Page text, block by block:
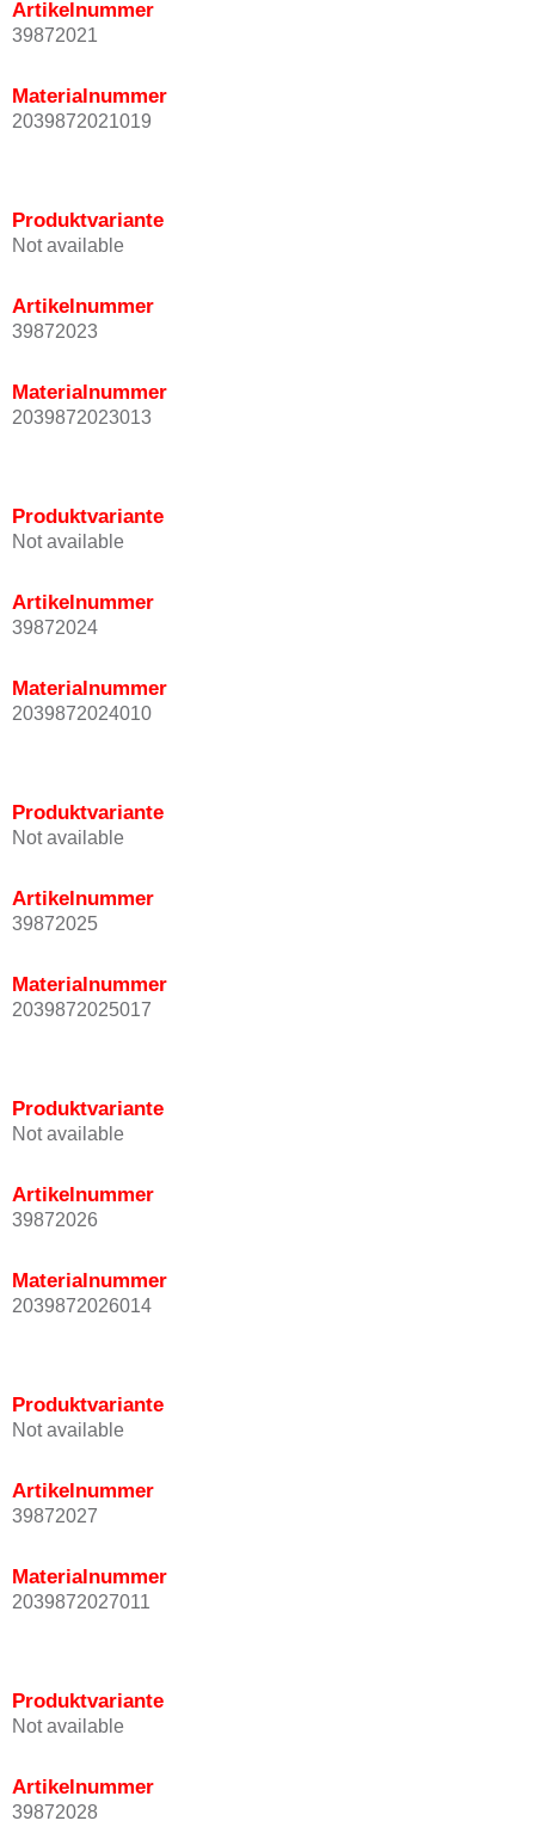
Artikelnummer
39872021
Materialnummer
2039872021019
Produktvariante
Not available
Artikelnummer
39872023
Materialnummer
2039872023013
Produktvariante
Not available
Artikelnummer
39872024
Materialnummer
2039872024010
Produktvariante
Not available
Artikelnummer
39872025
Materialnummer
2039872025017
Produktvariante
Not available
Artikelnummer
39872026
Materialnummer
2039872026014
Produktvariante
Not available
Artikelnummer
39872027
Materialnummer
2039872027011
Produktvariante
Not available
Artikelnummer
39872028